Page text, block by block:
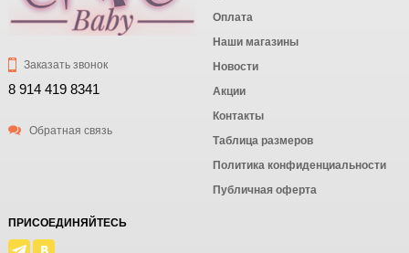
Заказать звонок
8 914 419 8341
Обратная связь
Оплата
Наши магазины
Новости
Акции
Контакты
Таблица размеров
Политика конфиденциальности
Публичная оферта
ПРИСОЕДИНЯЙТЕСЬ